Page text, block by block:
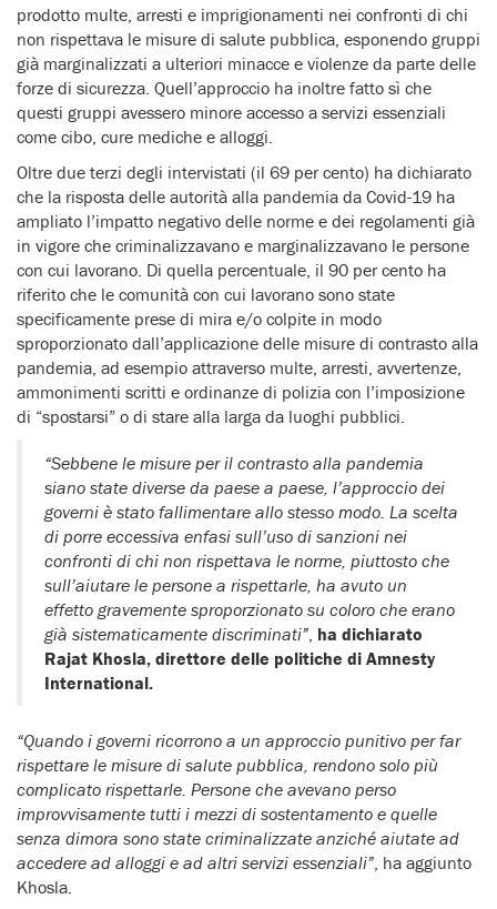
prodotto multe, arresti e imprigionamenti nei confronti di chi
non rispettava le misure di salute pubblica, esponendo gruppi
già marginalizzati a ulteriori minacce e violenze da parte delle
forze di sicurezza. Quell’approccio ha inoltre fatto sì che
questi gruppi avessero minore accesso a servizi essenziali
come cibo, cure mediche e alloggi.
Oltre due terzi degli intervistati (il 69 per cento) ha dichiarato
che la risposta delle autorità alla pandemia da Covid-19 ha
ampliato l’impatto negativo delle norme e dei regolamenti già
in vigore che criminalizzavano e marginalizzavano le persone
con cui lavorano. Di quella percentuale, il 90 per cento ha
riferito che le comunità con cui lavorano sono state
specificamente prese di mira e/o colpite in modo
sproporzionato dall’applicazione delle misure di contrasto alla
pandemia, ad esempio attraverso multe, arresti, avvertenze,
ammonimenti scritti e ordinanze di polizia con l’imposizione
di “spostarsi” o di stare alla larga da luoghi pubblici.
“Sebbene le misure per il contrasto alla pandemia
siano state diverse da paese a paese, l’approccio dei
governi è stato fallimentare allo stesso modo. La scelta
di porre eccessiva enfasi sull’uso di sanzioni nei
confronti di chi non rispettava le norme, piuttosto che
sull’aiutare le persone a rispettarle, ha avuto un
effetto gravemente sproporzionato su coloro che erano
già sistematicamente discriminati” ha dichiarato
Rajat Khosla, direttore delle politiche di Amnesty
International.
“Quando i governi ricorrono a un approccio punitivo per far
rispettare le misure di salute pubblica, rendono solo più
complicato rispettarle. Persone che avevano perso
improvvisamente tutti i mezzi di sostentamento e quelle
senza dimora sono state criminalizzate anziché aiutate ad
accedere ad alloggi e ad altri servizi essenziali” , ha aggiunto
Khosla.